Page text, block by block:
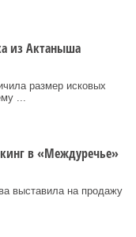
из Актаныша
размер исковых
...
в «Междуречье»
выставила на продажу